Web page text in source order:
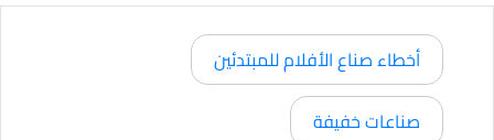
أخطاء صناع الأفلام للمبتدئين
صناعات خفيفة